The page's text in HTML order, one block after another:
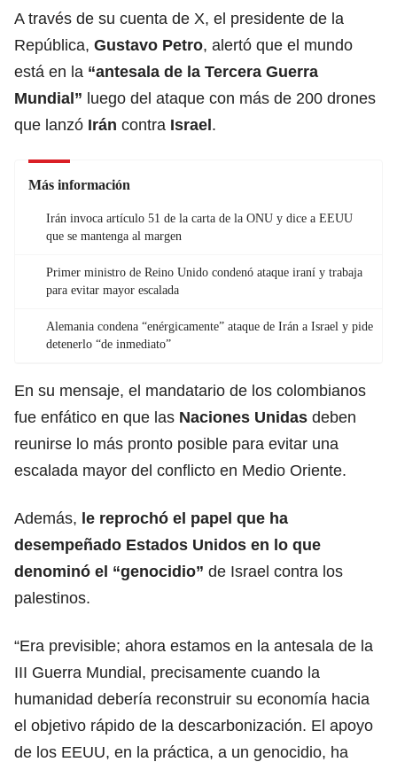
A través de su cuenta de X, el presidente de la
República, Gustavo Petro, alertó que el mundo
está en la “antesala de la Tercera Guerra
Mundial” luego del ataque con más de 200 drones
que lanzó Irán contra Israel.
Más información
Irán invoca artículo 51 de la carta de la ONU y dice a EEUU
que se mantenga al margen
Primer ministro de Reino Unido condenó ataque iraní y trabaja
para evitar mayor escalada
Alemania condena “enérgicamente” ataque de Irán a Israel y pide
detenerlo “de inmediato”
En su mensaje, el mandatario de los colombianos
fue enfático en que las Naciones Unidas deben
reunirse lo más pronto posible para evitar una
escalada mayor del conflicto en Medio Oriente.
Además, le reprochó el papel que ha
desempeñado Estados Unidos en lo que
denominó el “genocidio” de Israel contra los
palestinos.
“Era previsible; ahora estamos en la antesala de la
III Guerra Mundial, precisamente cuando la
humanidad debería reconstruir su economía hacia
el objetivo rápido de la descarbonización. El apoyo
de los EEUU, en la práctica, a un genocidio, ha